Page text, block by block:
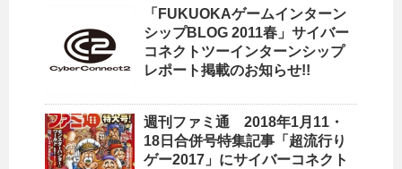
「FUKUOKAゲームインターン
シップBLOG 2011春」サイバー
コネクトツーインターンシップ
レポート掲載のお知らせ!!
週刊ファミ通 2018年1月11・
18日合併号特集記事「超流行り
ゲー2017」にサイバーコネクト